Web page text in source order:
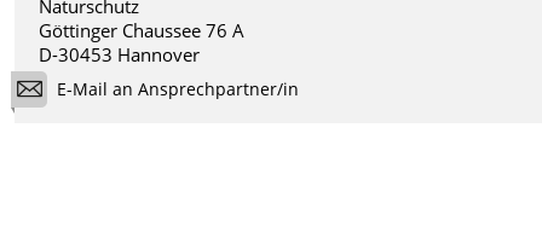
Naturschutz
Göttinger Chaussee 76 A
D-30453 Hannover
E-Mail an Ansprechpartner/in